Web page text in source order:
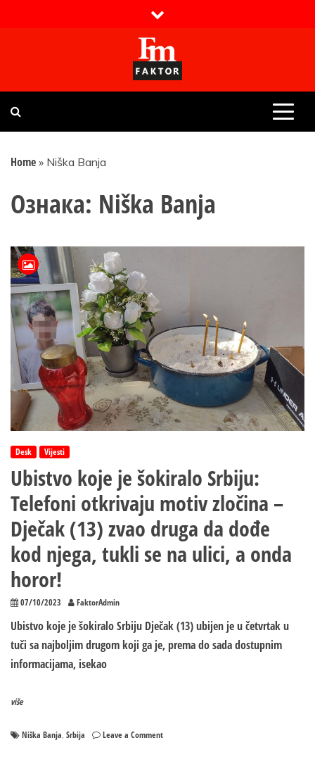
Faktor magazin
Uvijek presudan
Home » Niška Banja
Ознака: Niška Banja
Desk Vijesti
Ubistvo koje je šokiralo Srbiju:
Telefoni otkrivaju motiv zločina –
Dječak (13) zvao druga da dođe
kod njega, tukli se na ulici, a onda
horor!
07/10/2023 FaktorAdmin
Ubistvo koje je šokiralo Srbiju Dječak (13) ubijen je u četvrtak u
tuči sa najboljim drugom koji ga je, prema do sada dostupnim
informacijama, isekao
više
Niška Banja, Srbija Leave a Commenton